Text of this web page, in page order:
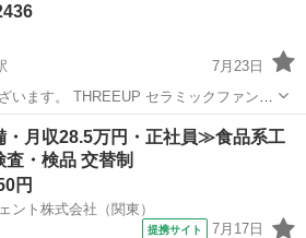
7月23日
ラミックファンヒ
・転倒時自動停止など安全機能搭載 ...
波駅 季節、空調家電
月収28.5万円・正社員≫食品系工
査・検品 交替制
円
ント株式会社（関東）
提携サイト 7月17日